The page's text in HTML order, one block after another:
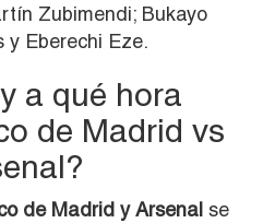
Zubimendi; Bukayo
y Eberechi Eze.
a qué hora
de Madrid vs
de Madrid y Arsenal se